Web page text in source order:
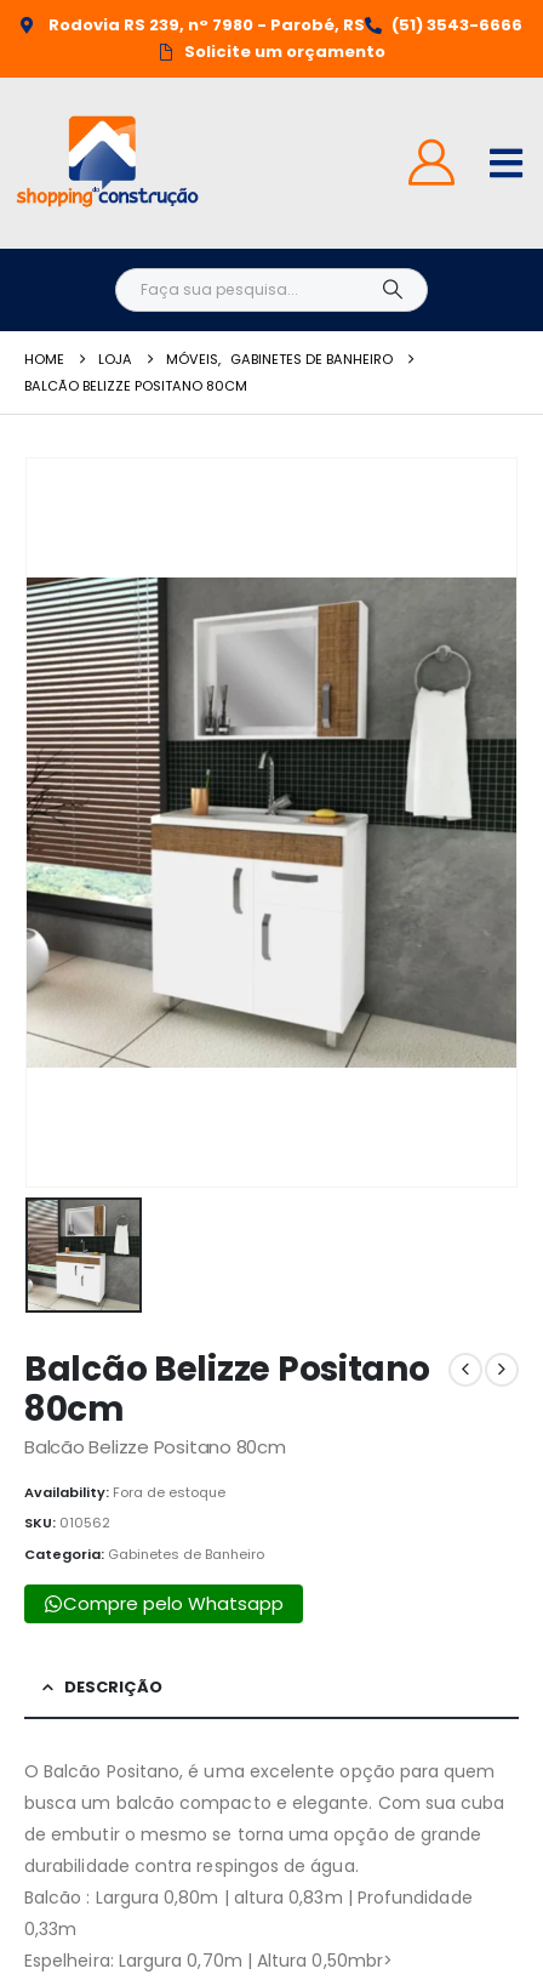
Rodovia RS 239, n° 7980 - Parobé, RS
(51) 3543-6666
Solicite um orçamento
HOME LOJA MÓVEIS, GABINETES DE BANHEIRO
BALCÃO BELIZZE POSITANO 80CM
Balcão Belizze Positano
80cm
Balcão Belizze Positano 80cm
Availability: Fora de estoque
SKU: 010562
Categoria: Gabinetes de Banheiro
Compre pelo Whatsapp
DESCRIÇÃO
O Balcão Positano, é uma excelente opção para quem
busca um balcão compacto e elegante. Com sua cuba
de embutir o mesmo se torna uma opção de grande
durabilidade contra respingos de água.
Balcão : Largura 0,80m | altura 0,83m | Profundidade
0,33m
Espelheira: Largura 0,70m | Altura 0,50mbr>